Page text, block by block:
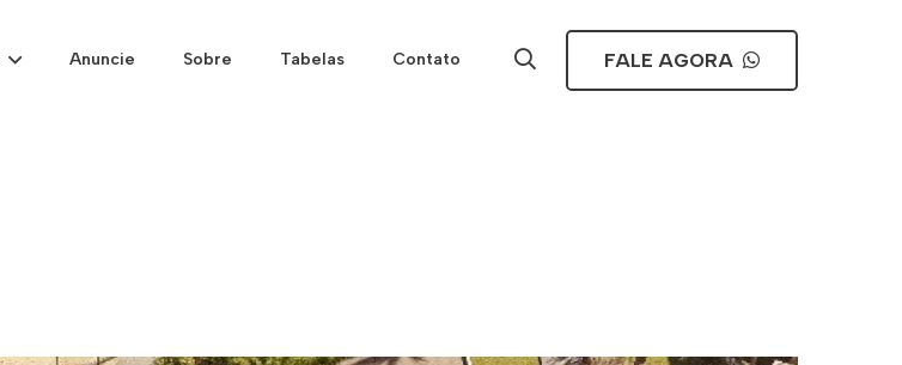
Anuncie Sobre Tabelas Contato FALE AGORA